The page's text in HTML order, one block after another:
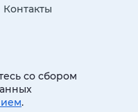
Контакты
со сбором
.